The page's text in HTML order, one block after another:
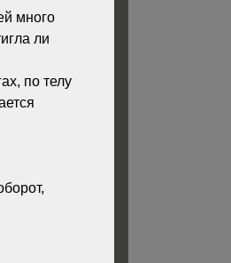
много
ли
по телу